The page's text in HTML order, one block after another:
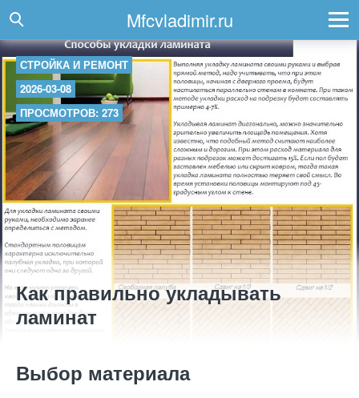
Mfcvladimir.ru
СТРОЙКА И РЕМОНТ
2026-03-08
ПРОСМОТРОВ: 273
Как правильно укладывать
ламинат
Выбор материала